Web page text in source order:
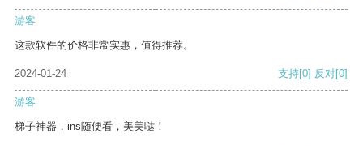
游客
这款软件的价格非常实惠，值得推荐。
2024-01-24 支持[0] 反对[0]
游客
梯子神器，ins随便看，美美哒！